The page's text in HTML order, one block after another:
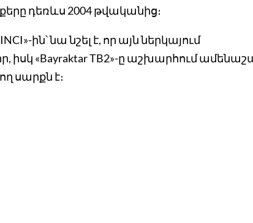
դեռևս 2004 թվականից։
ին՝ նա նշել է, որ այն ներկայում
իսկ «Bayraktar TB2»-ը աշխարհում
սարքն է։